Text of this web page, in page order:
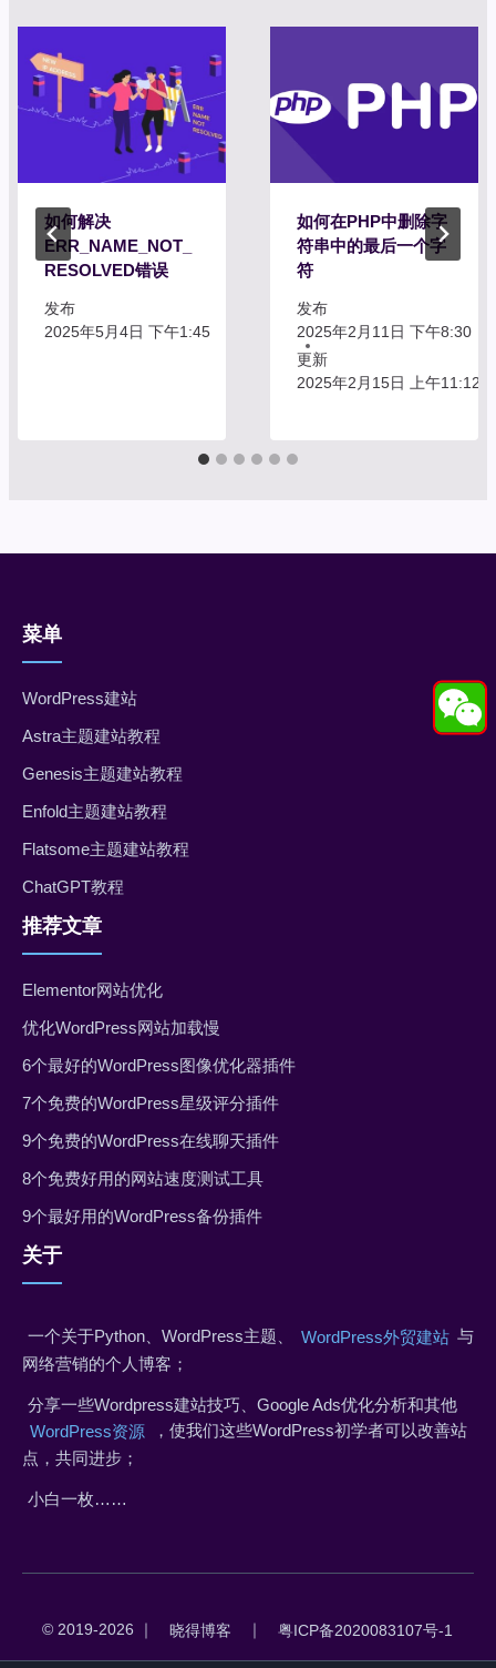
如何解决
ERR_NAME_NOT_
RESOLVED错误
发布
2025年5月4日 下午1:45
如何在PHP中删除字
符串中的最后一个字
符
发布
2025年2月11日 下午8:30
更新
2025年2月15日 上午11:12
菜单
WordPress建站
Astra主题建站教程
Genesis主题建站教程
Enfold主题建站教程
Flatsome主题建站教程
ChatGPT教程
推荐文章
Elementor网站优化
优化WordPress网站加载慢
6个最好的WordPress图像优化器插件
7个免费的WordPress星级评分插件
9个免费的WordPress在线聊天插件
8个免费好用的网站速度测试工具
9个最好用的WordPress备份插件
关于
一个关于Python、WordPress主题、 WordPress外贸建站 与
网络营销的个人博客；
分享一些Wordpress建站技巧、Google Ads优化分析和其他
WordPress资源
，使我们这些WordPress初学者可以改善站
点，共同进步；
小白一枚……
© 2019-2026 ｜ 晓得博客 ｜ 粤ICP备2020083107号-1